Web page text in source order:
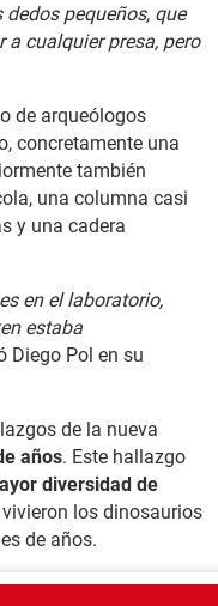
pequeños, que
cualquier presa, pero
de arqueólogos
concretamente una
también
una columna casi
y una cadera
en el laboratorio,
estaba
Diego Pol en su
de la nueva
años. Este hallazgo
diversidad de
los dinosaurios
de años.